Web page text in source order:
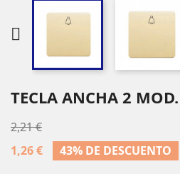

TECLA ANCHA 2
2,21 €
1,26 €
43% DE DESCUENTO